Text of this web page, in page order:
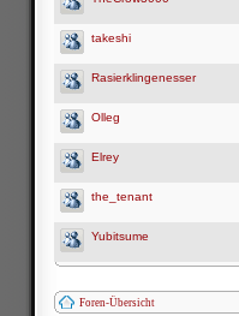
takeshi
Rasierklingenesser
Olleg
Elrey
the_tenant
Yubitsume
Foren-Übersicht